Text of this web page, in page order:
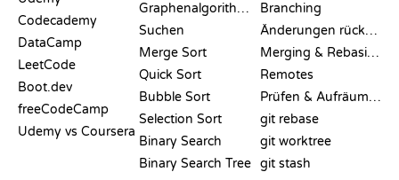
Codecademy
DataCamp
LeetCode
Boot.dev
freeCodeCamp
Udemy vs Coursera
Graphenalgorithmen
Suchen
Merge Sort
Quick Sort
Bubble Sort
Selection Sort
Binary Search
Binary Search Tree
Branching
Änderungen rückgängig machen
Merging & Rebasing
Remotes
Prüfen & Aufräumen
git rebase
git worktree
git stash